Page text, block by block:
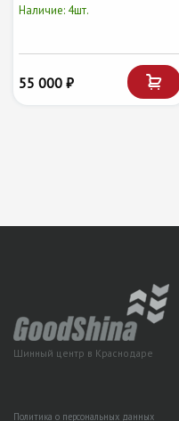
Наличие: 4шт.
55 000 ₽
Шинный центр в Краснодаре
Политика о персональных данных